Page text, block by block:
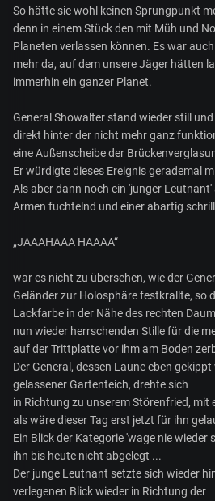
So hätte sie wohl keinen Sprungpunkt
denn in einem Stück den mit Müh und
Planeten verlassen können. Es war
mehr da, auf dem unsere Jäger hätten
immerhin ein ganzer Planet.
General Showalter stand wieder still
direkt hinter der nicht mehr ganz
eine Außenscheibe der
Er würdigte dieses Ereignis gerademal
Als aber dann noch ein 'junger
Armen fuchtelnd und einer abartig
„JAAAHAAA HAAAA“
war es nicht zu übersehen, wie der
Geländer zur Holosphäre festkrallte, so
Lackfarbe in der Nähe des rechten
nun wieder herrschenden Stille für die
auf der Trittplatte vor ihm am Boden
Der General, dessen Laune eben
gelassener Gartenteich, drehte sich
in Richtung zu unserem Störenfried, mit
als wäre dieser Tag erst jetzt für ihn
Ein Blick der Kategorie 'wage nie wieder
ihn bis heute nicht abgelegt ...
Der junge Leutnant setzte sich wieder
verlegenen Blick wieder in Richtung der